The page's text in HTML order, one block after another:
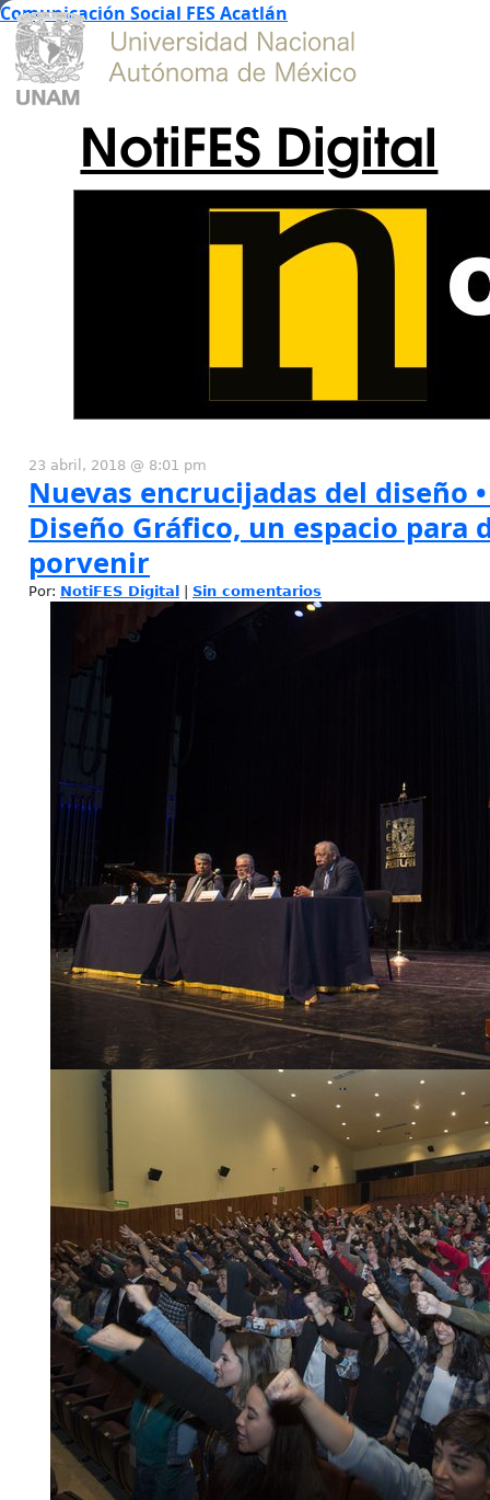
Comunicación Social FES Acatlán
NotiFES Digital
23 abril, 2018 @ 8:01 pm
Nuevas encrucijadas del diseño
Diseño Gráfico, un espacio para
porvenir
Por: NotiFES Digital Sin comentarios